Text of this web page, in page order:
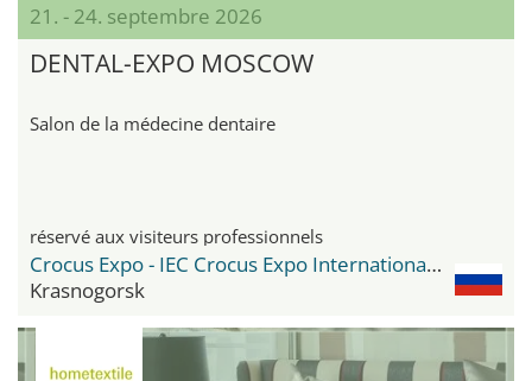
21. - 24. septembre 2026
DENTAL-EXPO MOSCOW
Salon de la médecine dentaire
réservé aux visiteurs professionnels
Crocus Expo - IEC Crocus Expo International Exhibition Centre
Krasnogorsk